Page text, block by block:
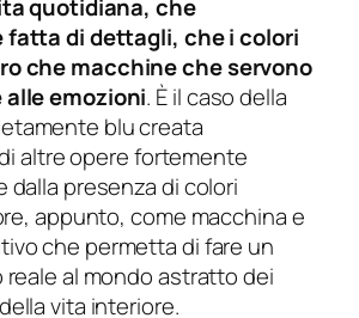
quotidiana, che
fatta di dettagli, che i colori
che macchine che servono
emozioni. È il caso della
blu creata
altre opere fortemente
dalla presenza di colori
appunto, come macchina e
che permetta di fare un
reale al mondo astratto dei
vita interiore.